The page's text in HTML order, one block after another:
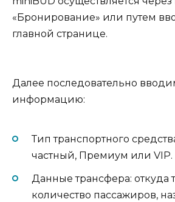
«Бронирование» или путем
главной странице.
Далее последовательно
информацию:
Тип транспортного
частный, Премиум или VIP.
Данные трансфера: откуда
количество пассажиров,